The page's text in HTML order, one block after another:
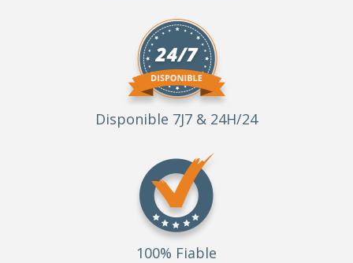
Disponible 7J7 & 24H/24
100% Fiable